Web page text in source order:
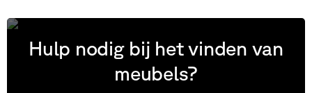
Hulp nodig bij het vinden van
meubels?